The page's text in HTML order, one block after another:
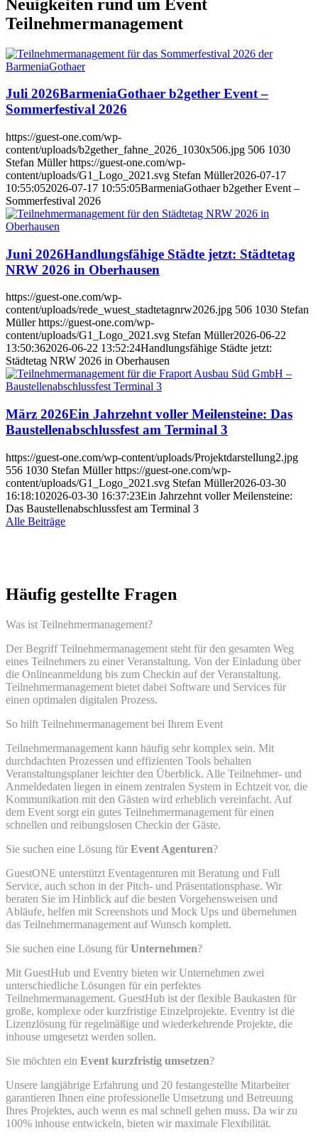
Neuigkeiten rund um Event
Teilnehmermanagement
Juli 2026BarmeniaGothaer b2gether Event –
Sommerfestival 2026
https://guest-one.com/wp-
content/uploads/b2gether_fahne_2026_1030x506.jpg 506 1030
Stefan Müller https://guest-one.com/wp-
content/uploads/G1_Logo_2021.svg Stefan Müller2026-07-17
10:55:052026-07-17 10:55:05BarmeniaGothaer b2gether Event –
Sommerfestival 2026
Juni 2026Handlungsfähige Städte jetzt: Städtetag
NRW 2026 in Oberhausen
https://guest-one.com/wp-
content/uploads/rede_wuest_stadtetagnrw2026.jpg 506 1030 Stefan
Müller https://guest-one.com/wp-
content/uploads/G1_Logo_2021.svg Stefan Müller2026-06-22
13:50:362026-06-22 13:52:24Handlungsfähige Städte jetzt:
Städtetag NRW 2026 in Oberhausen
März 2026Ein Jahrzehnt voller Meilensteine: Das
Baustellenabschlussfest am Terminal 3
https://guest-one.com/wp-content/uploads/Projektdarstellung2.jpg
556 1030 Stefan Müller https://guest-one.com/wp-
content/uploads/G1_Logo_2021.svg Stefan Müller2026-03-30
16:18:102026-03-30 16:37:23Ein Jahrzehnt voller Meilensteine:
Das Baustellenabschlussfest am Terminal 3
Alle Beiträge
Häufig gestellte Fragen
Was ist Teilnehmermanagement?
Der Begriff Teilnehmermanagement steht für den gesamten Weg
eines Teilnehmers zu einer Veranstaltung. Von der Einladung über
die Onlineanmeldung bis zum Checkin auf der Veranstaltung.
Teilnehmermanagement bietet dabei Software und Services für
einen optimalen digitalen Prozess.
So hilft Teilnehmermanagement bei Ihrem Event
Teilnehmermanagement kann häufig sehr komplex sein. Mit
durchdachten Prozessen und effizienten Tools behalten
Veranstaltungsplaner leichter den Überblick. Alle Teilnehmer- und
Anmeldedaten liegen in einem zentralen System in Echtzeit vor, die
Kommunikation mit den Gästen wird erheblich vereinfacht. Auf
dem Event sorgt ein gutes Teilnehmermanagement für einen
schnellen und reibungslosen Checkin der Gäste.
Sie suchen eine Lösung für Event Agenturen?
GuestONE unterstützt Eventagenturen mit Beratung und Full
Service, auch schon in der Pitch- und Präsentationsphase. Wir
beraten Sie im Hinblick auf die besten Vorgehensweisen und
Abläufe, helfen mit Screenshots und Mock Ups und übernehmen
das Teilnehmermanagement auf Wunsch komplett.
Sie suchen eine Lösung für Unternehmen?
Mit GuestHub und Eventry bieten wir Unternehmen zwei
unterschiedliche Lösungen für ein perfektes
Teilnehmermanagement. GuestHub ist der flexible Baukasten für
große, komplexe oder kurzfristige Einzelprojekte. Eventry ist die
Lizenzlösung für regelmäßige und wiederkehrende Projekte, die
inhouse umgesetzt werden sollen.
Sie möchten ein Event kurzfristig umsetzen?
Unsere langjährige Erfahrung und 20 festangestellte Mitarbeiter
garantieren Ihnen eine professionelle Umsetzung und Betreuung
Ihres Projektes, auch wenn es mal schnell gehen muss. Da wir zu
100% inhouse entwickeln, bieten wir maximale Flexibilität.